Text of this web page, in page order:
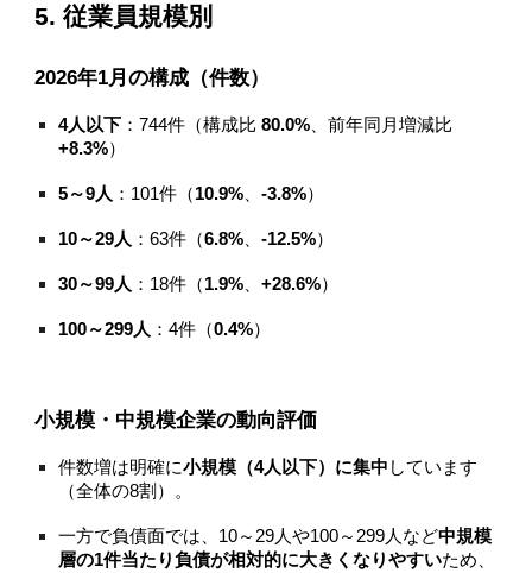
5. 従業員規模別
2026年1月の構成（件数）
4人以下 ：744件（構成比80.0% 、前年同月増減比
+8.3%）
5～9人 ：101件（10.9% 、-3.8%）
10～29人 ：63件（6.8% 、-12.5%）
30～99人 ：18件（1.9% 、+28.6%）
100～299人 ：4件（0.4%）
小規模・中規模企業の動向評価
件数増は明確に小規模（4人以下）に集中 しています
（全体の8割）。
一方で負債面では、10～29人や100～299人など中規模
層の1件当たり負債が相対的に大きくなりやすいため、